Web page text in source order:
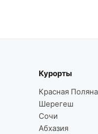
Курорты
Красная Поляна
Шерегеш
Сочи
Абхазия